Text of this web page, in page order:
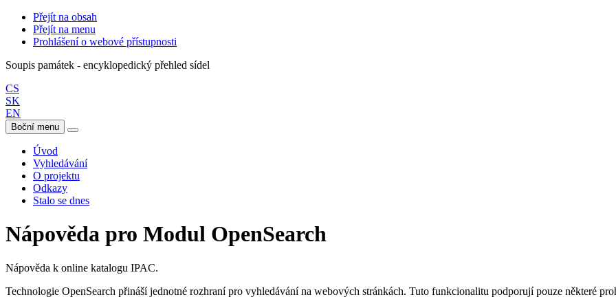
Přejít na obsah
Přejít na menu
Prohlášení o webové přístupnosti
Soupis památek - encyklopedický přehled sídel
CS
SK
EN
Boční menu
Úvod
Vyhledávání
O projektu
Odkazy
Stalo se dnes
Nápověda pro Modul OpenSearch
Nápověda k online katalogu IPAC.
Technologie OpenSearch přináší jednotné rozhraní pro vyhledávání na webových stránkách. Tuto funkcionalitu podporují pouze některé